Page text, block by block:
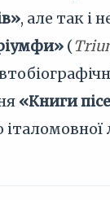
, але так і
(
«Книги